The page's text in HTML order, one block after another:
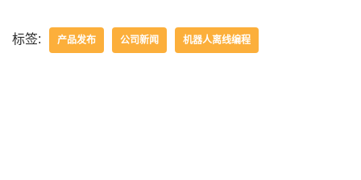
标签: 产品发布 公司新闻 机器人离线编程